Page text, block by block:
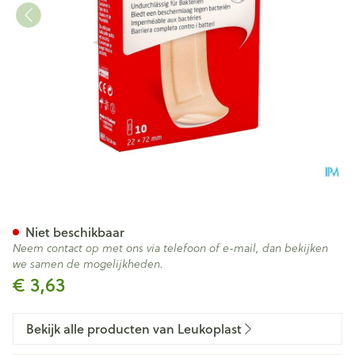
€ 3,63
Niet beschikbaar
Neem contact op met ons via telefoon of e-mail, dan bekijken
we samen de mogelijkheden.
Bekijk alle producten van Leukoplast